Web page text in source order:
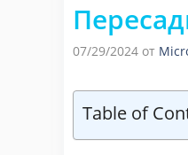
07/29/2024 от
Table of